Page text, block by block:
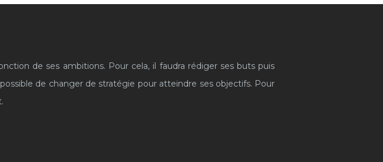
de ses ambitions. Pour cela, il faudra rédiger ses buts puis
de changer de stratégie pour atteindre ses objectifs. Pour